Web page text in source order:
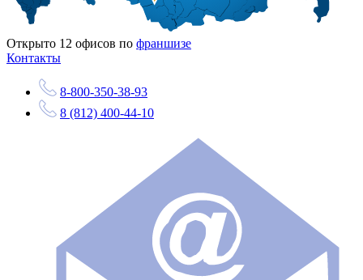
Открыто 12 офисов по франшизе
Контакты
8-800-350-38-93
8 (812) 400-44-10